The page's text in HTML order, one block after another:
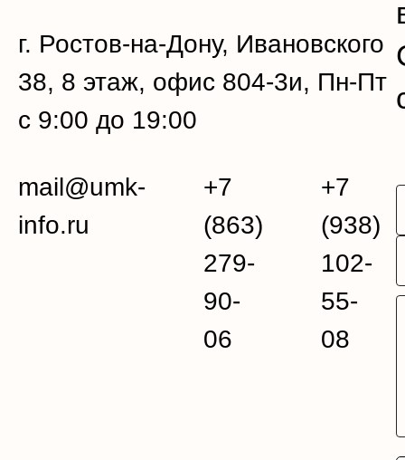
г. Ростов-на-Дону, Ивановского
38, 8 этаж, офис 804-3и, Пн-Пт
с 9:00 до 19:00
mail@umk-
info.ru
+7
(863)
279-
90-
06
+7
(938)
102-
55-
08